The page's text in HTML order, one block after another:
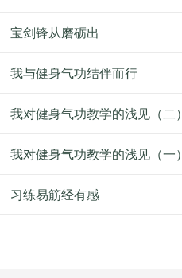
宝剑锋从磨砺出
我与健身气功结伴而行
我对健身气功教学的浅见（二）
我对健身气功教学的浅见（一）
习练易筋经有感